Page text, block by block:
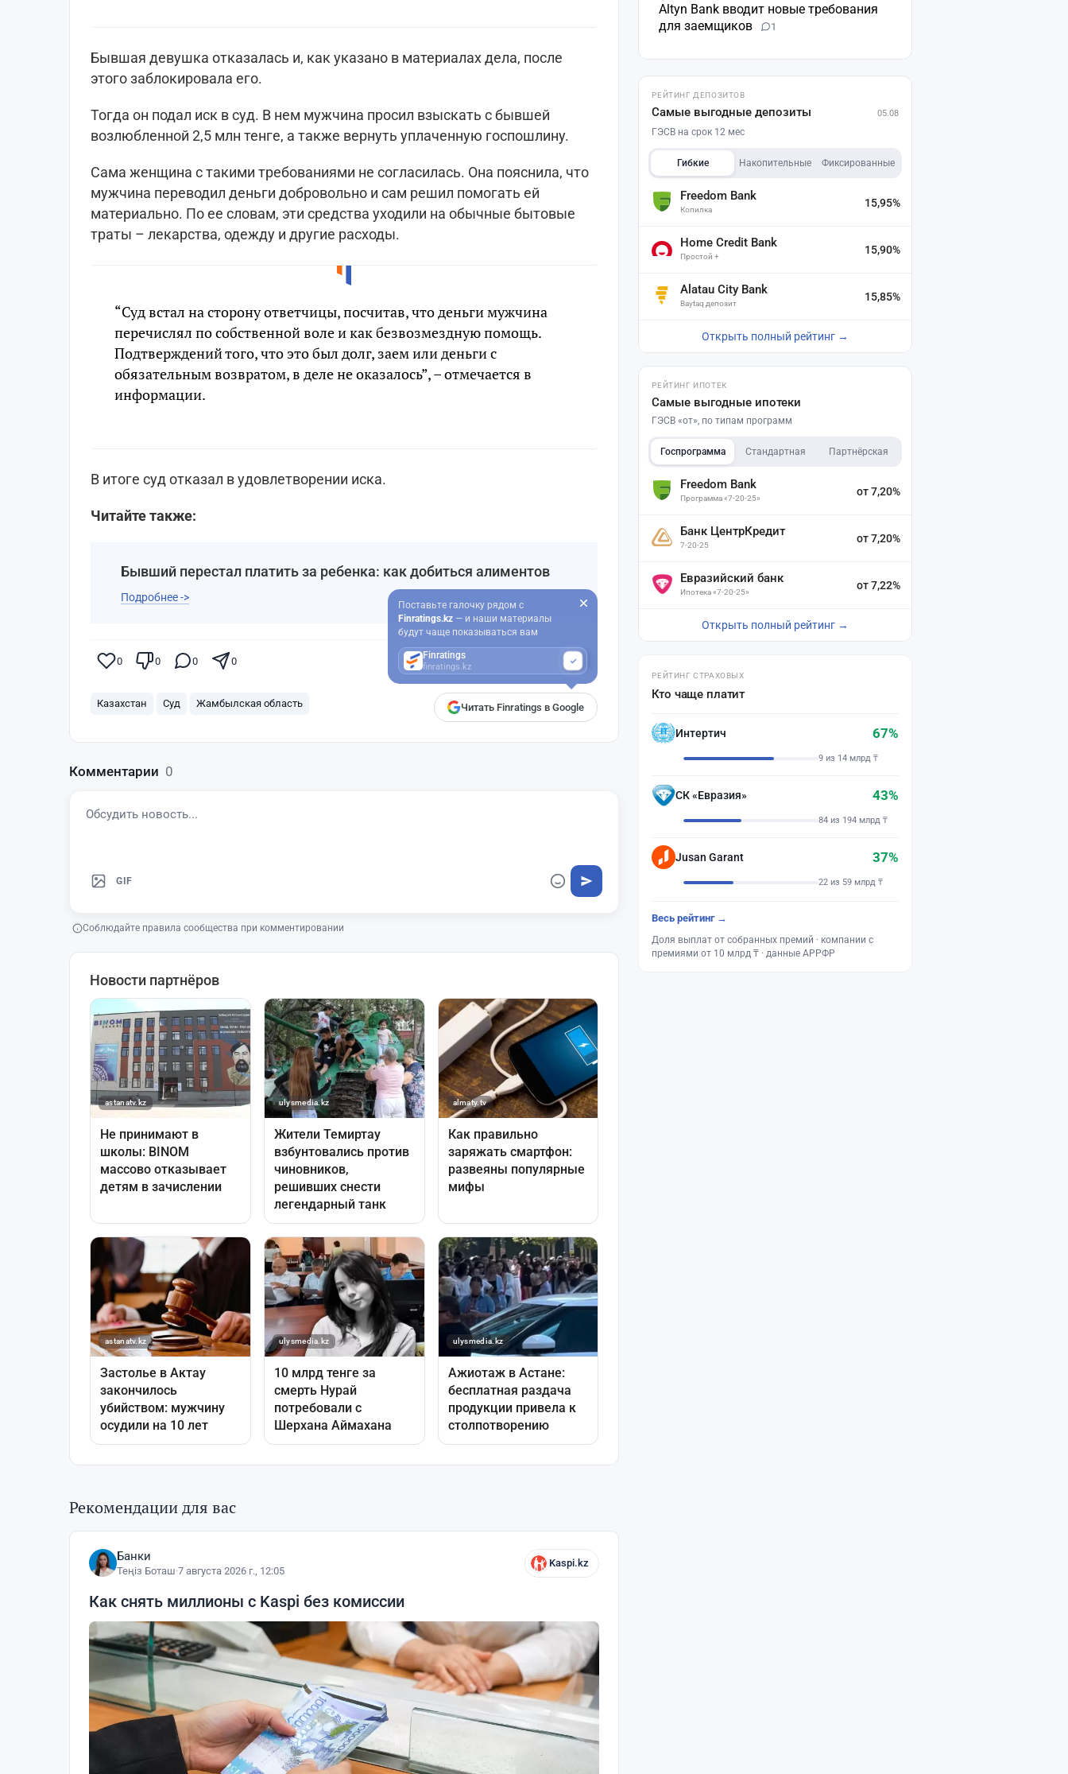
Бывшая девушка отказалась и, как указано в материалах дела, после
этого заблокировала его.
Тогда он подал иск в суд. В нем мужчина просил взыскать с бывшей
возлюбленной 2,5 млн тенге, а также вернуть уплаченную госпошлину.
Сама женщина с такими требованиями не согласилась. Она пояснила, что
мужчина переводил деньги добровольно и сам решил помогать ей
материально. По ее словам, эти средства уходили на обычные бытовые
траты – лекарства, одежду и другие расходы.
“Суд встал на сторону ответчицы, посчитав, что деньги мужчина
перечислял по собственной воле и как безвозмездную помощь.
Подтверждений того, что это был долг, заем или деньги с
обязательным возвратом, в деле не оказалось”, – отмечается в
информации.
В итоге суд отказал в удовлетворении иска.
Читайте также:
Бывший перестал платить за ребенка: как добиться алиментов
Подробнее ->
0 0 0 0
Казахстан Суд Жамбылская область Читать Finratings в Google
Поставьте галочку рядом с
Finratings.kz — и наши материалы
будут чаще показываться вам
Finratings
finratings.kz
Комментарии 0
GIF
Соблюдайте правила сообщества при комментировании
Рекомендации для вас
Банки
Теңіз Боташ·7 августа 2026 г., 12:05
Kaspi.kz
Как снять миллионы с Kaspi без комиссии
Altyn Bank вводит новые требования
для заемщиков
1
РЕЙТИНГ ДЕПОЗИТОВ
Самые выгодные депозиты 05.08
ГЭСВ на срок 12 мес
Гибкие Накопительные Фиксированные
Freedom Bank
Копилка
15,95%
Home Credit Bank
Простой +
15,90%
Alatau City Bank
Baytaq депозит
15,85%
Открыть полный рейтинг →
РЕЙТИНГ ИПОТЕК
Самые выгодные ипотеки
ГЭСВ «от», по типам программ
Госпрограмма Стандартная Партнёрская
Freedom Bank
Программа «7-20-25»
от 7,20%
Банк ЦентрКредит
7-20-25
от 7,20%
Евразийский банк
Ипотека «7-20-25»
от 7,22%
Открыть полный рейтинг →
РЕЙТИНГ СТРАХОВЫХ
Кто чаще платит
Интертич 67%
9 из 14 млрд ₸
СК «Евразия» 43%
84 из 194 млрд ₸
Jusan Garant 37%
22 из 59 млрд ₸
Весь рейтинг →
Доля выплат от собранных премий · компании с
премиями от 10 млрд ₸ · данные АРРФР